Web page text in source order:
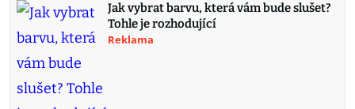
Jak vybrat barvu, která vám bude slušet?
Tohle je rozhodující
Reklama